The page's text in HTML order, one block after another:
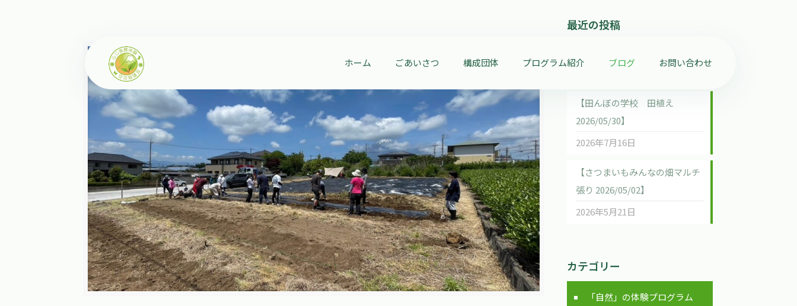
ホーム ごあいさつ 構成団体 プログラム紹介 ブログ お問い合わせ
最近の投稿
【田んぼの学校 田植え
2026/05/30】
2026年7月16日
【さつまいもみんなの畑マルチ
張り 2026/05/02】
2026年5月21日
カテゴリー
「自然」の体験プログラム